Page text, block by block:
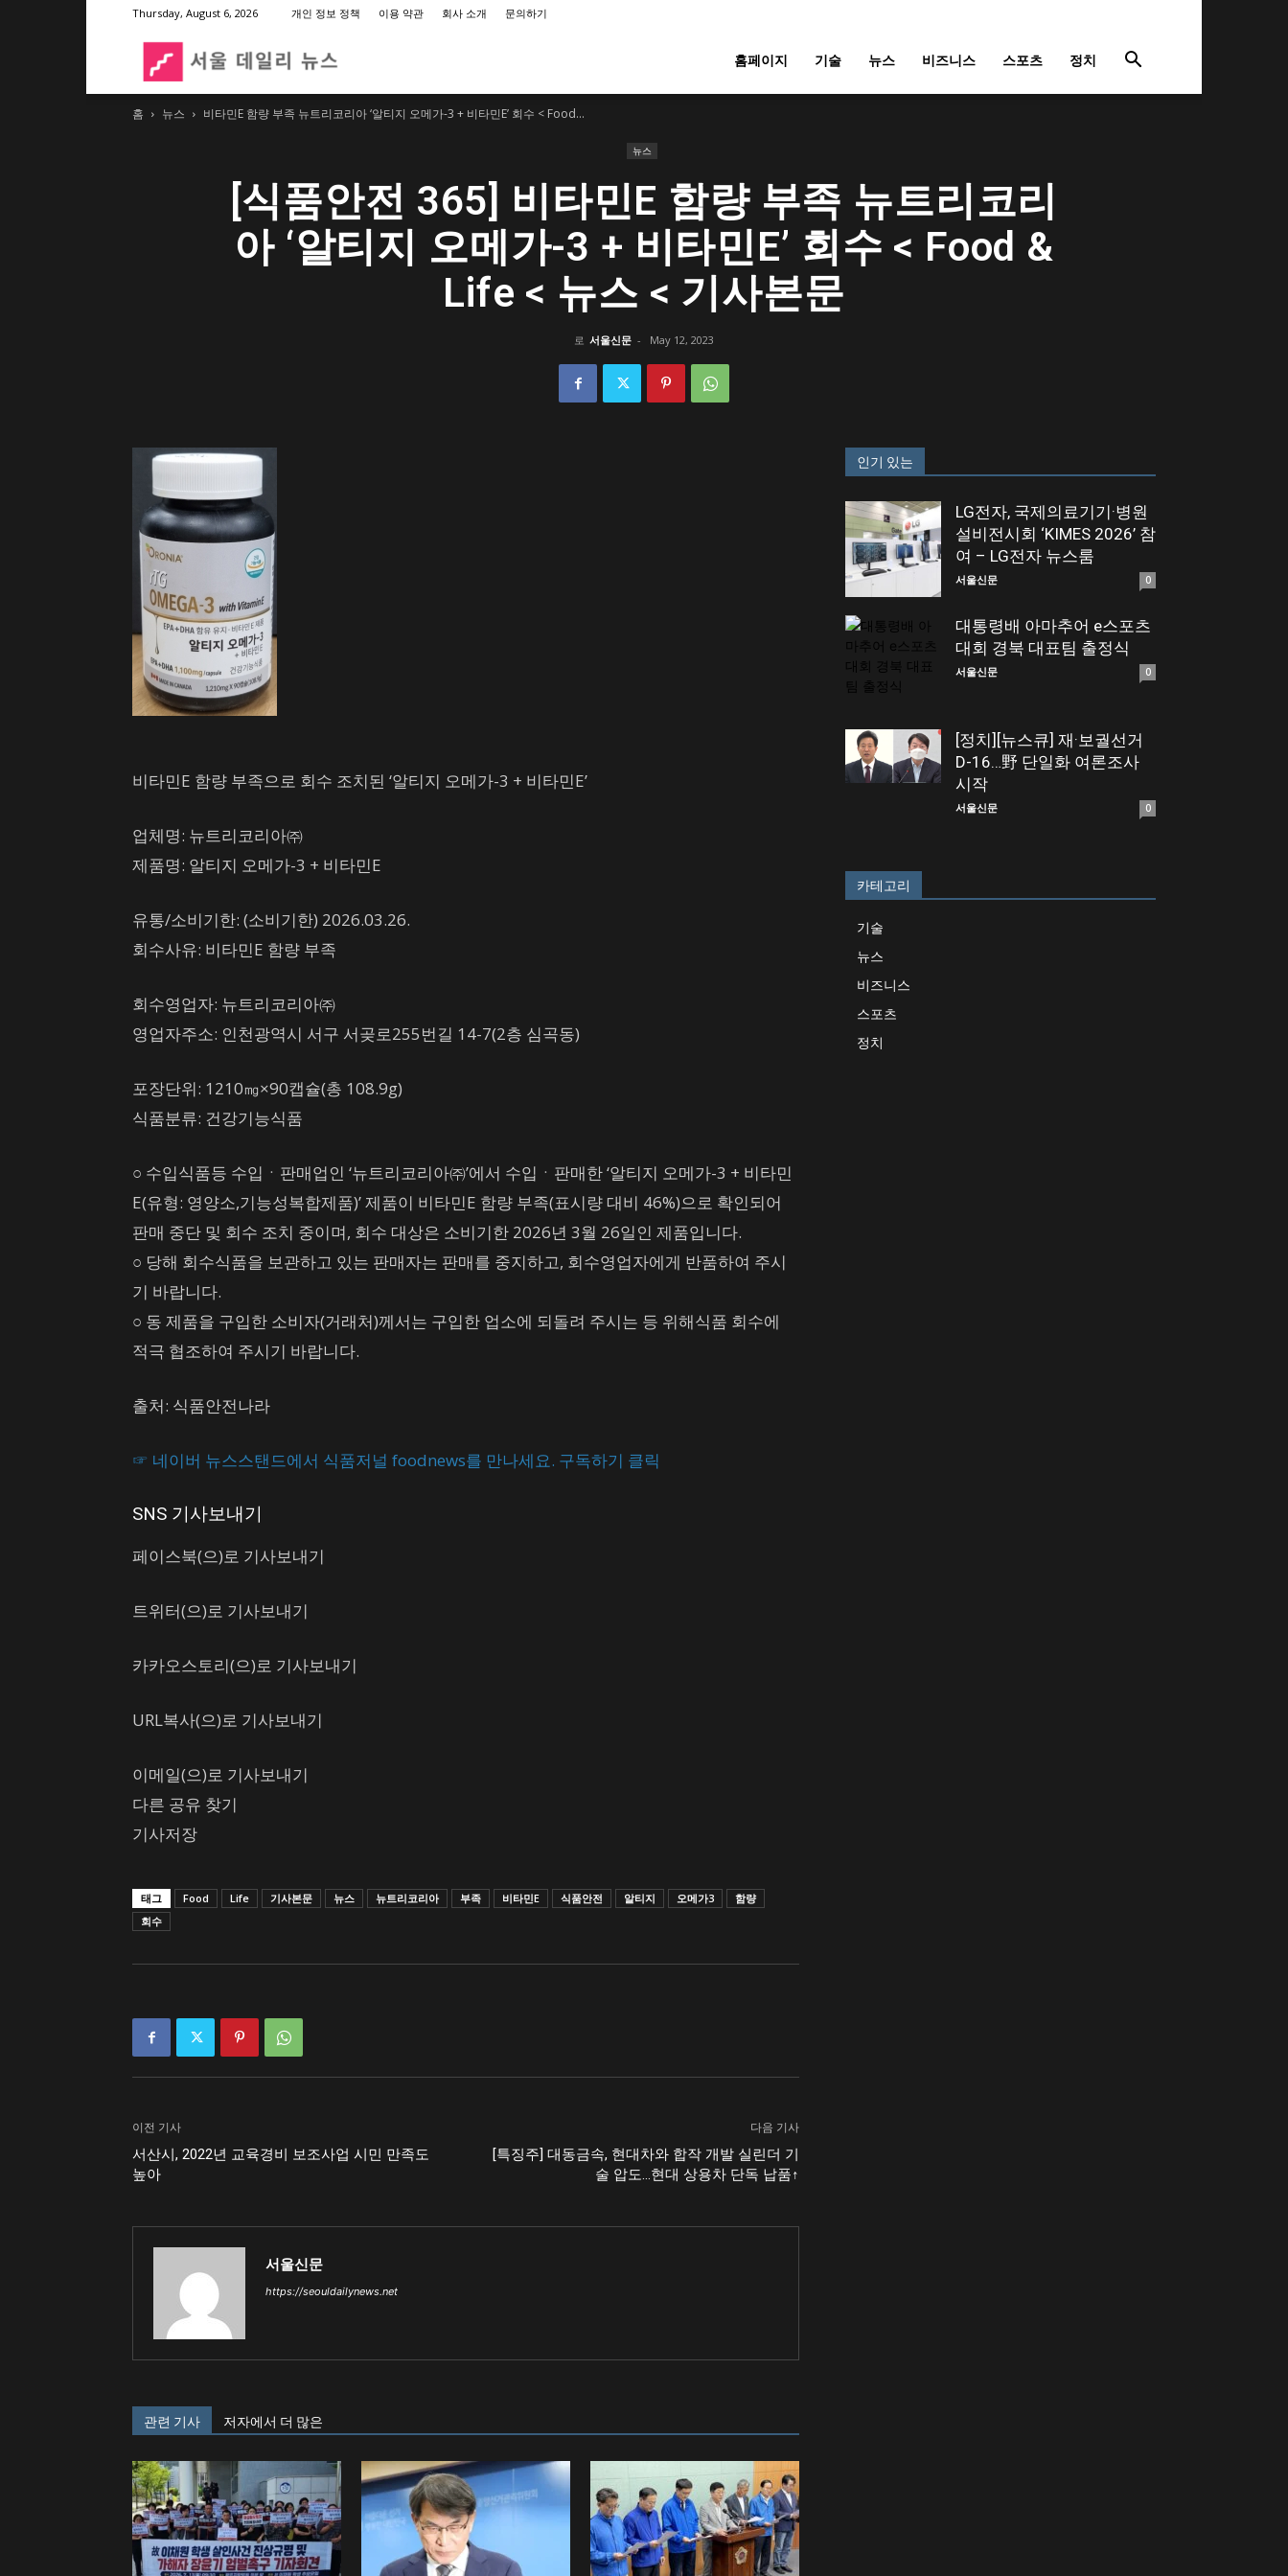
Thursday, August 6, 2026 개인 정보 정책 이용 약관 회사 소개 문의하기
울
데
일
홈페이지 기술 뉴스 비즈니스 스포츠 정치
홈 뉴스 비타민E 함량 부족 뉴트리코리아 ‘알티지 오메가-3 + 비타민E’ 회수 < Food...
뉴스
[식품안전 365] 비타민E 함량 부족 뉴트리코리
아 ‘알티지 오메가-3 + 비타민E’ 회수 < Food &
Life < 뉴스 < 기사본문
로 서울신문 - May 12, 2023
비타민E 함량 부족으로 회수 조치된 ‘알티지 오메가-3 + 비타민E’
업체명: 뉴트리코리아㈜
제품명: 알티지 오메가-3 + 비타민E
유통/소비기한: (소비기한) 2026.03.26.
회수사유: 비타민E 함량 부족
회수영업자: 뉴트리코리아㈜
영업자주소: 인천광역시 서구 서곶로255번길 14-7(2층 심곡동)
포장단위: 1210㎎×90캡슐(총 108.9g)
식품분류: 건강기능식품
○ 수입식품등 수입ㆍ판매업인 ‘뉴트리코리아㈜’에서 수입ㆍ판매한 ‘알티지 오메가-3 + 비타민
E(유형: 영양소,기능성복합제품)’ 제품이 비타민E 함량 부족(표시량 대비 46%)으로 확인되어
판매 중단 및 회수 조치 중이며, 회수 대상은 소비기한 2026년 3월 26일인 제품입니다.
○ 당해 회수식품을 보관하고 있는 판매자는 판매를 중지하고, 회수영업자에게 반품하여 주시
기 바랍니다.
○ 동 제품을 구입한 소비자(거래처)께서는 구입한 업소에 되돌려 주시는 등 위해식품 회수에
적극 협조하여 주시기 바랍니다.
출처: 식품안전나라
☞ 네이버 뉴스스탠드에서 식품저널 foodnews를 만나세요. 구독하기 클릭
SNS 기사보내기
페이스북(으)로 기사보내기
트위터(으)로 기사보내기
카카오스토리(으)로 기사보내기
URL복사(으)로 기사보내기
이메일(으)로 기사보내기
다른 공유 찾기
기사저장
태그 Food Life 기사본문 뉴스 뉴트리코리아 부족 비타민E 식품안전 알티지 오메가3
함량
회수
이전 기사
서산시, 2022년 교육경비 보조사업 시민 만족도
높아
다음 기사
[특징주] 대동금속, 현대차와 합작 개발 실린더 기
술 압도…현대 상용차 단독 납품↑
서울신문
https://seouldailynews.net
관련 기사 저자에서 더 많은
인기 있는
LG전자, 국제의료기기·병원
설비전시회 ‘KIMES 2026’ 참
여 – LG전자 뉴스룸
서울신문 0
대통령배 아마추어 e스포츠
대회 경북 대표팀 출정식
서울신문 0
[정치][뉴스큐] 재·보궐선거
D-16…野 단일화 여론조사
시작
서울신문 0
카테고리
기술
뉴스
비즈니스
스포츠
정치